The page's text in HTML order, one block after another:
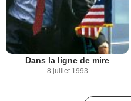
Dans la ligne de mire
8 juillet 1993